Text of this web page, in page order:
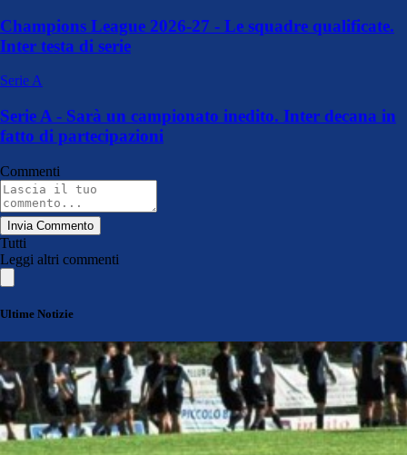
Champions League 2026-27 - Le squadre qualificate.
Inter testa di serie
Serie A
Serie A - Sarà un campionato inedito. Inter decana in
fatto di partecipazioni
Commenti
Invia Commento
Tutti
Leggi altri commenti
Ultime Notizie